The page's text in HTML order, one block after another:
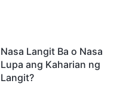
Nasa Langit Ba o Nasa
Lupa ang Kaharian ng
Langit?